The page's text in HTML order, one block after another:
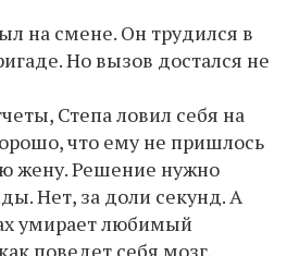
на смене. Он трудился в
Но вызов достался не
Степа ловил себя на
что ему не пришлось
жену. Решение нужно
Нет, за доли секунд. А
умирает любимый